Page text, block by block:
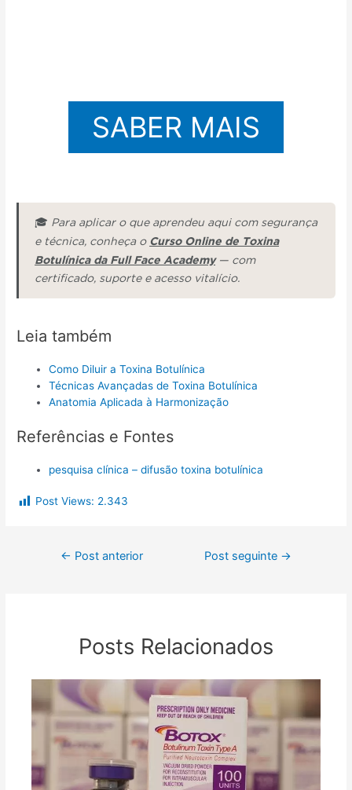
SABER MAIS
🎓 Para aplicar o que aprendeu aqui com segurança
e técnica, conheça o Curso Online de Toxina
Botulínica da Full Face Academy— com
certificado, suporte e acesso vitalício.
Leia também
Como Diluir a Toxina Botulínica
Técnicas Avançadas de Toxina Botulínica
Anatomia Aplicada à Harmonização
Referências e Fontes
pesquisa clínica – difusão toxina botulínica
Post Views: 2.343
← Post anterior Post seguinte →
Posts Relacionados